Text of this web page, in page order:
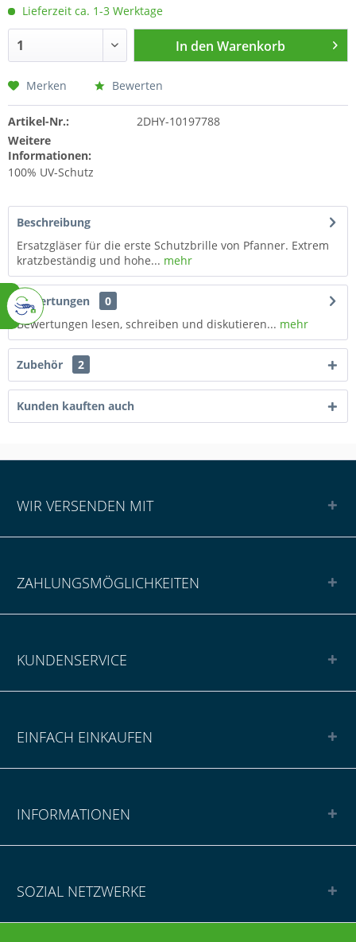
Lieferzeit ca. 1-3 Werktage
In den Warenkorb
Merken Bewerten
Artikel-Nr.:
2DHY-10197788
Weitere
Informationen:
100% UV-Schutz
Beschreibung
Ersatzgläser für die erste Schutzbrille von Pfanner. Extrem
kratzbeständig und hohe... mehr
Bewertungen
0
Bewertungen lesen, schreiben und diskutieren... mehr
Zubehör 2
Kunden kauften auch
WIR VERSENDEN MIT
ZAHLUNGSMÖGLICHKEITEN
KUNDENSERVICE
EINFACH EINKAUFEN
INFORMATIONEN
SOZIAL NETZWERKE